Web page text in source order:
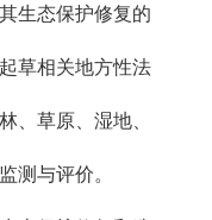
生态保护修复的
草相关地方性法
、草原、湿地、
测与评价。